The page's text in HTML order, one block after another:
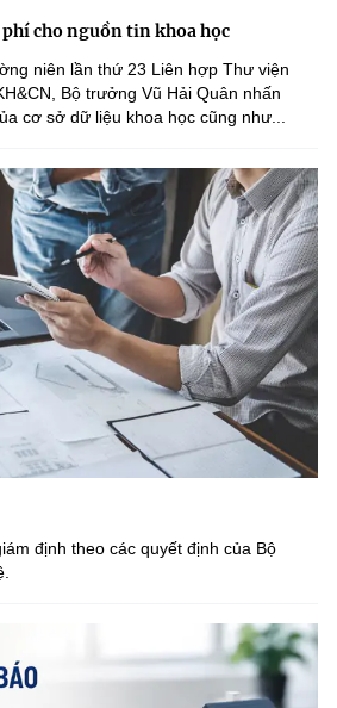
cho nguồn tin khoa học
niên lần thứ 23 Liên hợp Thư viện
Bộ trưởng Vũ Hải Quân nhấn
cơ sở dữ liệu khoa học cũng như...
định theo các quyết định của Bộ